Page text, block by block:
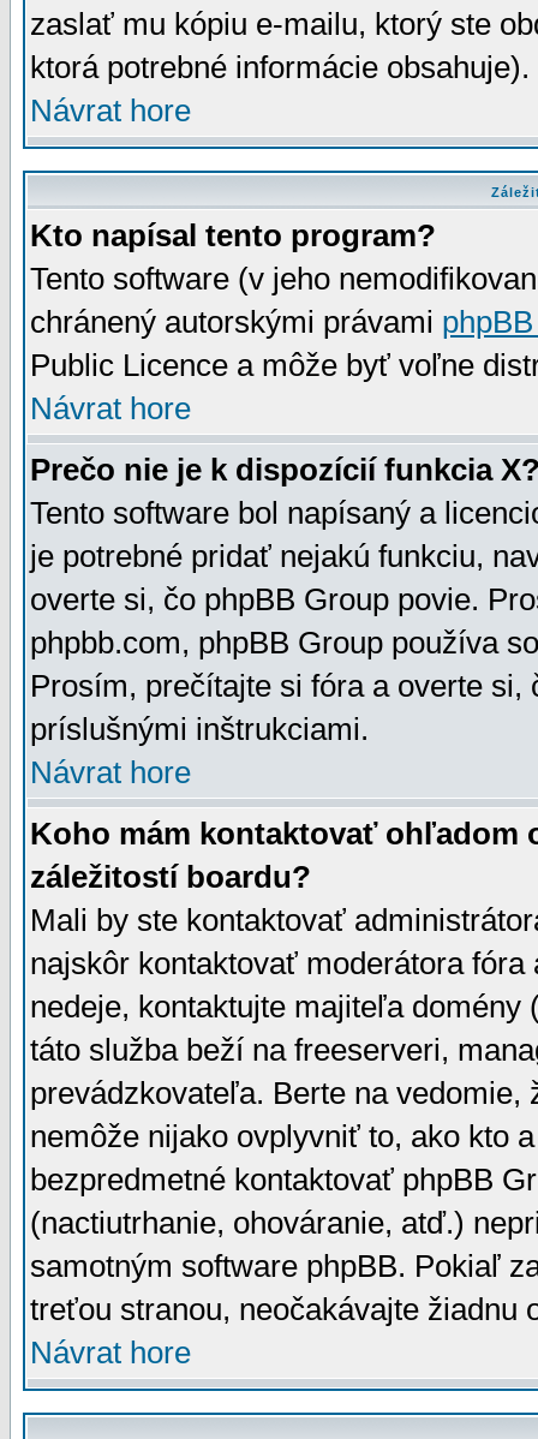
zaslať mu kópiu e-mailu, ktorý ste
ktorá potrebné informácie
Návrat hore
Kto napísal tento program?
Tento software (v jeho
chránený autorskými právami
Public Licence a môže byť voľne
Návrat hore
Prečo nie je k dispozícií funkcia
Tento software bol napísaný a
je potrebné pridať nejakú funkciu,
overte si, čo phpBB Group povie.
phpbb.com, phpBB Group používa
Prosím, prečítajte si fóra a overte
príslušnými inštrukciami.
Návrat hore
Koho mám kontaktovať ohľadom
záležitostí boardu?
Mali by ste kontaktovať
najskôr kontaktovať moderátora
nedeje, kontaktujte majiteľa
táto služba beží na freeserveri,
prevádzkovateľa. Berte na
nemôže nijako ovplyvniť to, ako kto
bezpredmetné kontaktovať phpBB
(nactiutrhanie, ohováranie, atď.)
samotným software phpBB. Pokiaľ
treťou stranou, neočakávajte žiadnu
Návrat hore